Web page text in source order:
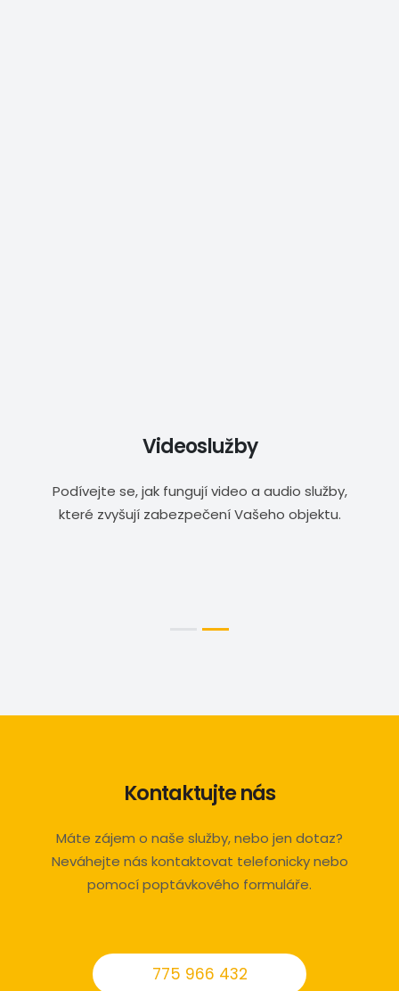
Videoslužby
Podívejte se, jak fungují video a audio služby,
které zvyšují zabezpečení Vašeho objektu.
Kontaktujte nás
Máte zájem o naše služby, nebo jen dotaz?
Neváhejte nás kontaktovat telefonicky nebo
pomocí poptávkového formuláře.
775 966 432